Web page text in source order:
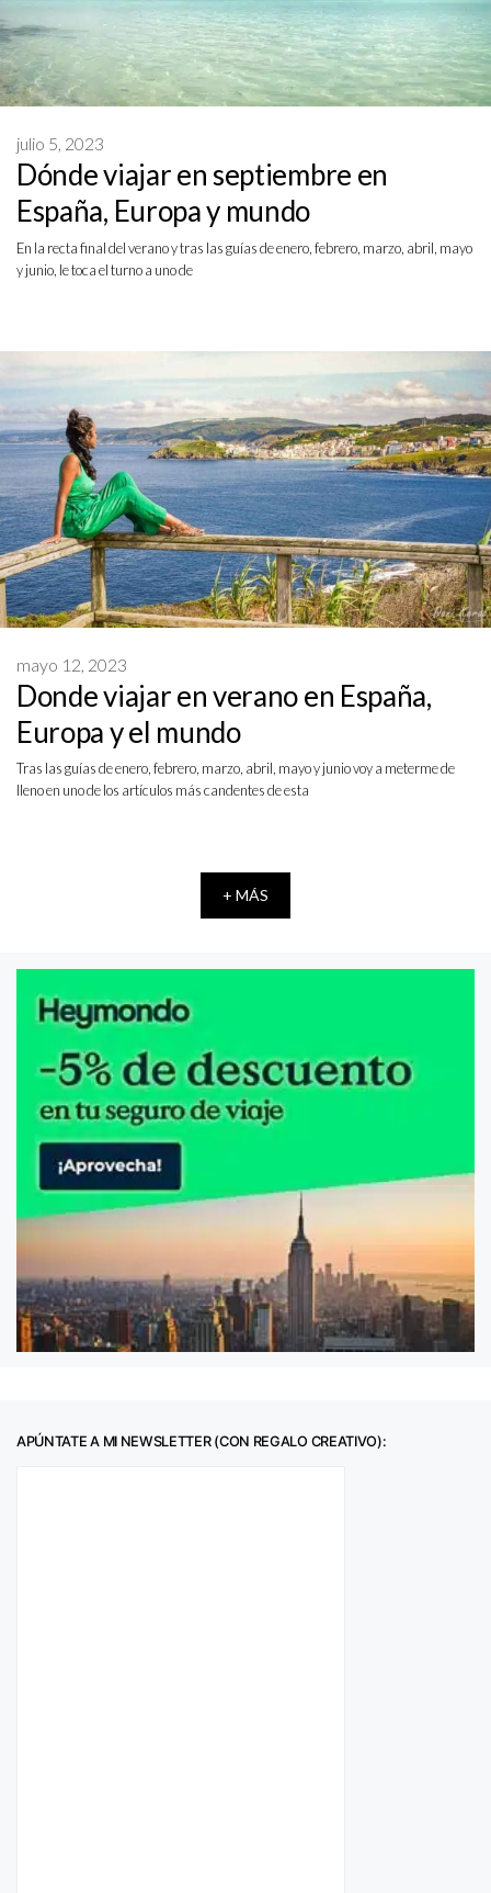
Dónde viajar en septiembre en
España, Europa y mundo
julio 5, 2023
En la recta final del verano y tras las guías de enero, febrero, marzo, abril, mayo
y junio, le toca el turno a uno de
Donde viajar en verano en España,
Europa y el mundo
mayo 12, 2023
Tras las guías de enero, febrero, marzo, abril, mayo y junio voy a meterme de
lleno en uno de los artículos más candentes de esta
+ MÁS
APÚNTATE A MI NEWSLETTER (CON REGALO CREATIVO):